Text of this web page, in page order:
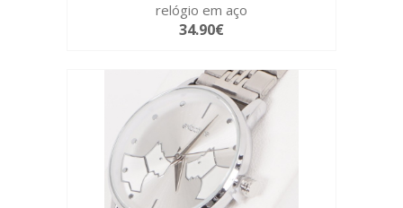
relógio em aço
34.90€